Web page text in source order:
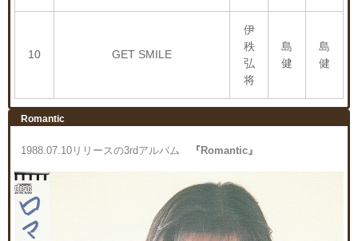
10 GET SMILE
伊
秩
弘
将
島
健
島
健
Romantic
1988.07.10リリースの3rdアルバム 『Romantic』